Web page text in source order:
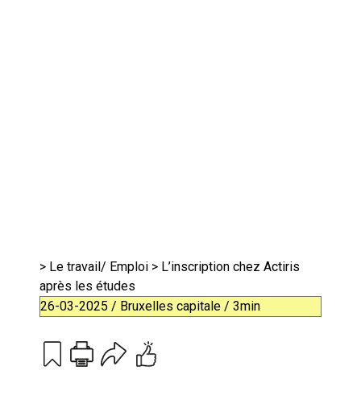
> Le travail/ Emploi > L’inscription chez Actiris
après les études
26-03-2025 / Bruxelles capitale / 3min
PrintEmail